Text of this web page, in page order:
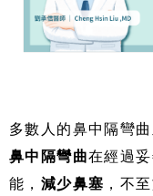
多數人的鼻中隔彎曲
鼻中隔彎曲在經過
能， 減少鼻塞 ，不